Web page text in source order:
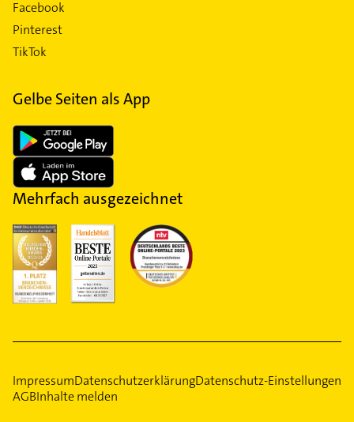
Facebook
Pinterest
TikTok
Gelbe Seiten als App
Mehrfach ausgezeichnet
ImpressumDatenschutzerklärungDatenschutz-Einstellungen
AGBInhalte melden